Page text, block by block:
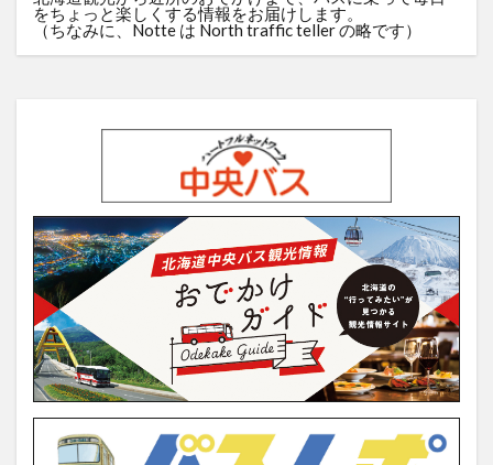
をちょっと楽しくする情報をお届けします。
（ちなみに、Notte は North traffic teller の略です）